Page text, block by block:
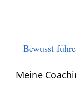
Bewusst
Meine